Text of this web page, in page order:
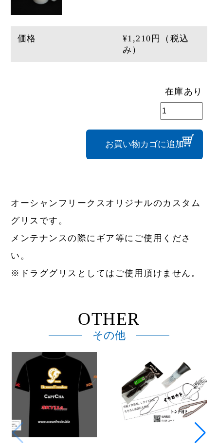
価格 ¥1,210 円（税込
み）
在庫あり
オ
リ
ジ
ナ
カ
タ
個
お買い物カゴに追加
オーシャンフリークスオリジナルのカスタム
グリスです。
メンテナンスの際にギア等にご使用くださ
い。
※ドラググリスとしてはご使用頂けません。
OTHER
その他